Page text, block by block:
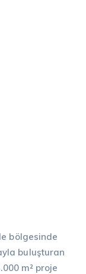
bölgesinde
buluşturan
m² proje